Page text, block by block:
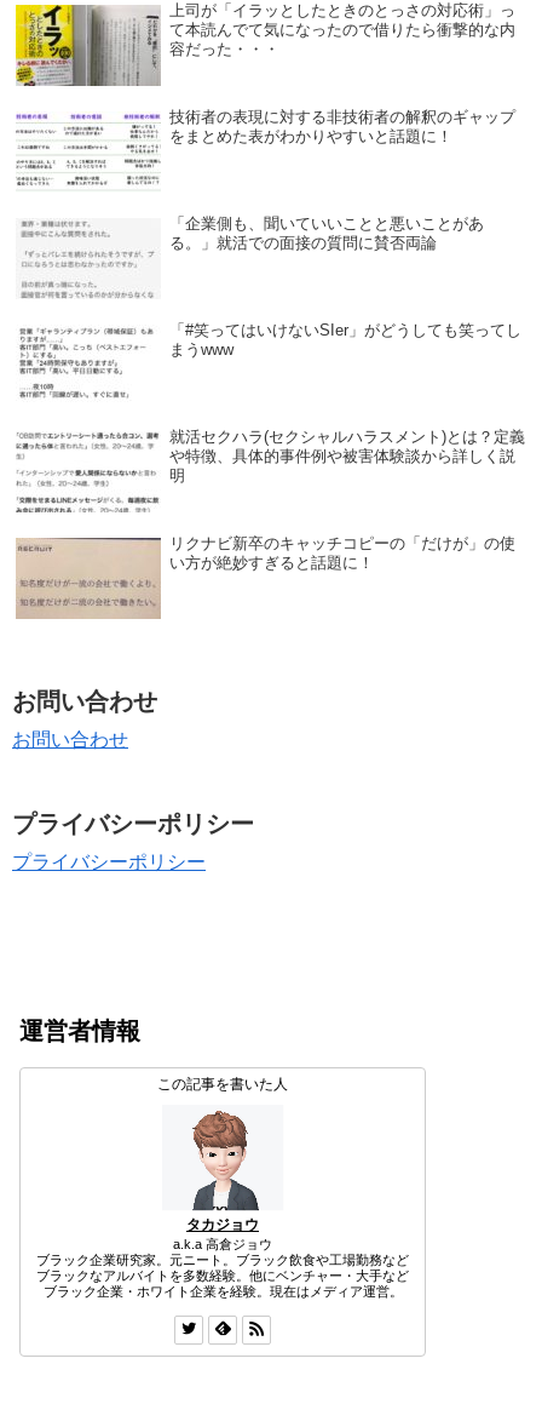
上司が「イラッとしたときのとっさの対応術」っ
て本読んでて気になったので借りたら衝撃的な内
容だった・・・
技術者の表現に対する非技術者の解釈のギャップ
をまとめた表がわかりやすいと話題に！
「企業側も、聞いていいことと悪いことがあ
る。」就活での面接の質問に賛否両論
「#笑ってはいけないSIer」がどうしても笑ってし
まうwww
就活セクハラ(セクシャルハラスメント)とは？定義
や特徴、具体的事件例や被害体験談から詳しく説
明
リクナビ新卒のキャッチコピーの「だけが」の使
い方が絶妙すぎると話題に！
お問い合わせ
お問い合わせ
プライバシーポリシー
プライバシーポリシー
運営者情報
この記事を書いた人
タカジョウ
a.k.a 高倉ジョウ
ブラック企業研究家。元ニート。ブラック飲食や工場勤務など
ブラックなアルバイトを多数経験。他にベンチャー・大手など
ブラック企業・ホワイト企業を経験。現在はメディア運営。